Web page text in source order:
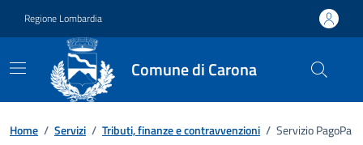
Regione Lombardia
Comune di Carona
Home / Servizi / Tributi, finanze e contravvenzioni / Servizio PagoPa